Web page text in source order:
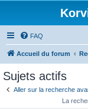
FAQ
Accueil du forum
Sujets actifs
Aller sur la recherche
La